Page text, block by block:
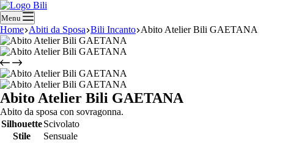
Menu
Home Abiti da Sposa Bili Incanto Abito Atelier Bili GAETANA
Abito Atelier Bili GAETANA
Abito da sposa con sovragonna.
SilhouetteScivolato
Stile
Sensuale